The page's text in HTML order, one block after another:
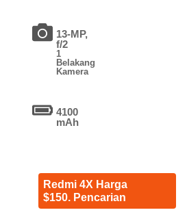
13-MP,
f/2
1
Belakang
Kamera
4100
mAh
Redmi 4X Harga
$150. Pencarian